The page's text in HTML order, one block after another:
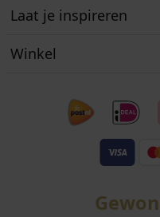
Laat je inspireren
Winkel